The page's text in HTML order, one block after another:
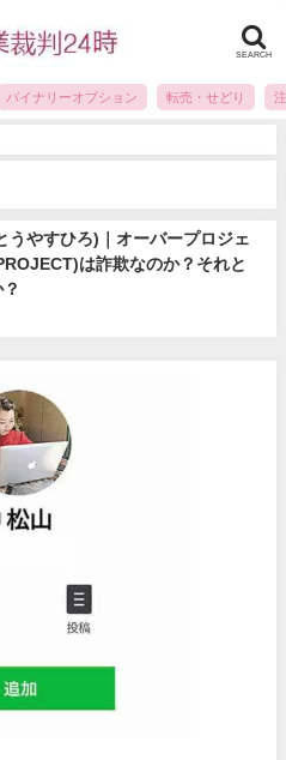
SEARCH
バイナリーオプション 転売・せどり
うやすひろ)｜オーバープロジェ
は詐欺なのか？それと